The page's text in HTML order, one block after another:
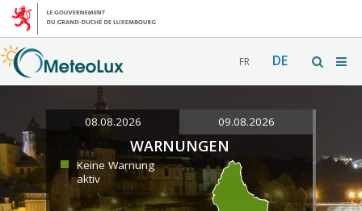
FR DE
08.08.2026 09.08.2026
WARNUNGEN
Keine Warnung
aktiv